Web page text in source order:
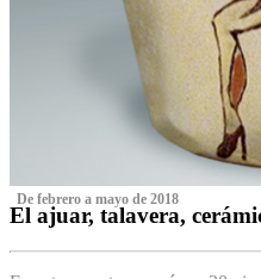
‌ De febrero a mayo de 2018
El ajuar, talavera,